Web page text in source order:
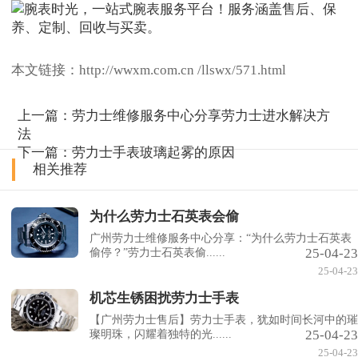
本文链接：http://wwxm.com.cn /llswx/571.html
上一篇：劳力士维修服务中心分享劳力士进水解决方
法
下一篇：劳力士手表玻璃起雾的原因
相关推荐
为什么劳力士石英表会偷
广州劳力士维修服务中心分享：“为什么劳力士石英表
偷停？”劳力士石英表偷......
25-04-23
25-04-23
机芯生锈困扰劳力士手表
【广州劳力士售后】劳力士手表，犹如时间长河中的璀
璨明珠，闪耀着独特的光......
25-04-23
25-04-23